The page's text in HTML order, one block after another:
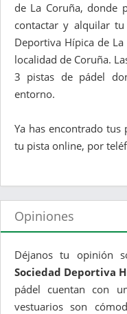
de La Coruña, donde
contactar y alquilar tu
Deportiva Hípica de
localidad de Coruña.
3 pistas de pádel
entorno.
Ya has encontrado tus
tu pista online, por
Opiniones
Déjanos tu opinión
Sociedad Deportiva
pádel cuentan con
vestuarios son